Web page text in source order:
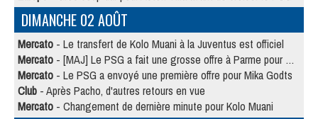
DIMANCHE 02 AOÛT
Mercato - Le transfert de Kolo Muani à la Juventus est officiel
Mercato - [MAJ] Le PSG a fait une grosse offre à Parme pour Suzuki
Mercato - Le PSG a envoyé une première offre pour Mika Godts
Club - Après Pacho, d'autres retours en vue
Mercato - Changement de dernière minute pour Kolo Muani